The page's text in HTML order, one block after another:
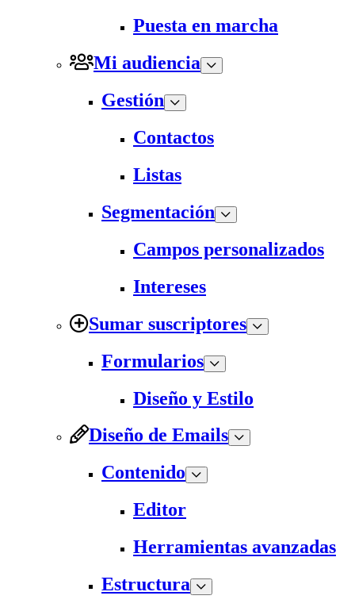
Puesta en marcha
Mi audiencia
Gestión
Contactos
Listas
Segmentación
Campos personalizados
Intereses
Sumar suscriptores
Formularios
Diseño y Estilo
Diseño de Emails
Contenido
Editor
Herramientas avanzadas
Estructura